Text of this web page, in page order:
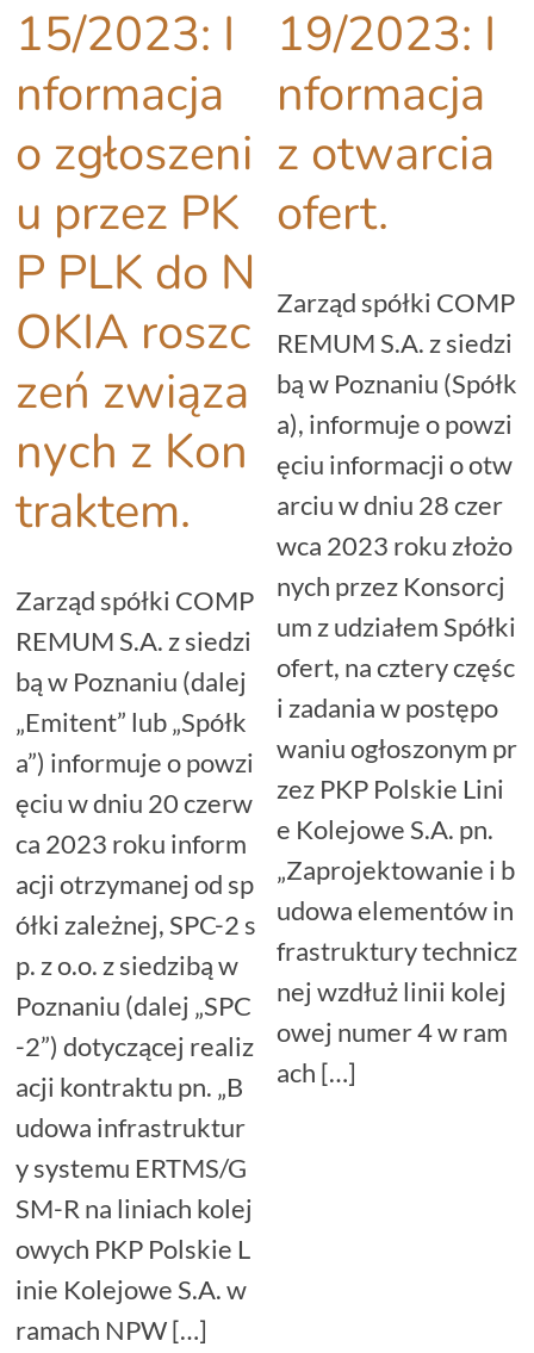
15/2023: I
nformacja
o zgłoszeni
u przez PK
P PLK do N
OKIA roszc
zeń związa
nych z Kon
traktem.
Zarząd spółki COMP
REMUM S.A. z siedzi
bą w Poznaniu (dalej
„Emitent” lub „Spółk
a”) informuje o powzi
ęciu w dniu 20 czerw
ca 2023 roku inform
acji otrzymanej od sp
ółki zależnej, SPC-2 s
p. z o.o. z siedzibą w
Poznaniu (dalej „SPC
-2”) dotyczącej realiz
acji kontraktu pn. „B
udowa infrastruktur
y systemu ERTMS/G
SM-R na liniach kolej
owych PKP Polskie L
inie Kolejowe S.A. w
ramach NPW […]
19/2023: I
nformacja
z otwarcia
ofert.
Zarząd spółki COMP
REMUM S.A. z siedzi
bą w Poznaniu (Spółk
a), informuje o powzi
ęciu informacji o otw
arciu w dniu 28 czer
wca 2023 roku złożo
nych przez Konsorcj
um z udziałem Spółki
ofert, na cztery częśc
i zadania w postępo
waniu ogłoszonym pr
zez PKP Polskie Lini
e Kolejowe S.A. pn.
„Zaprojektowanie i b
udowa elementów in
frastruktury technicz
nej wzdłuż linii kolej
owej numer 4 w ram
ach […]